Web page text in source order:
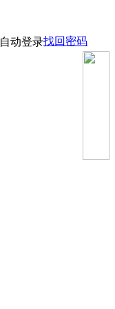
自动登录找回密码